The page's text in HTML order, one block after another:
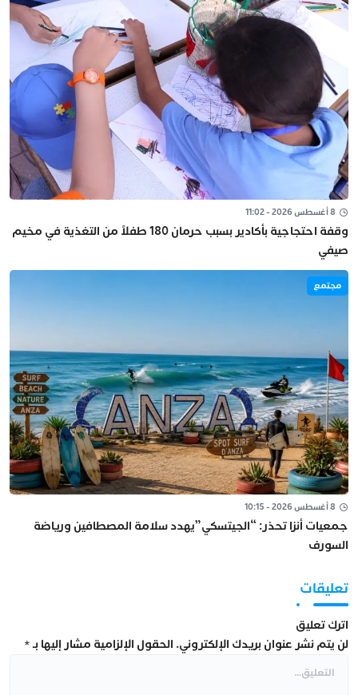
8 أغسطس 2026 - 11:02
وقفة احتجاجية بأكادير بسبب حرمان 180 طفلاً من التغذية في مخيم
صيفي
مجتمع
8 أغسطس 2026 - 10:15
جمعيات أنزا تحذر: “الجيتسكي”يهدد سلامة المصطافين ورياضة
السورف
تعليقات
اترك تعليق
لن يتم نشر عنوان بريدك الإلكتروني. الحقول الإلزامية مشار إليها بـ*